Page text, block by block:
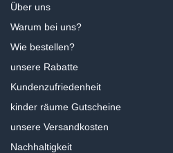
Über uns
Warum bei uns?
Wie bestellen?
unsere Rabatte
Kundenzufriedenheit
kinder räume Gutscheine
unsere Versandkosten
Nachhaltigkeit